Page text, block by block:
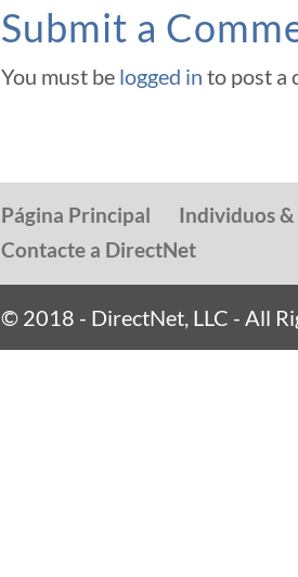
Submit a
You must be logged in to post a
Página Principal Individuos
Contacte a DirectNet
© 2018 - DirectNet, LLC - All